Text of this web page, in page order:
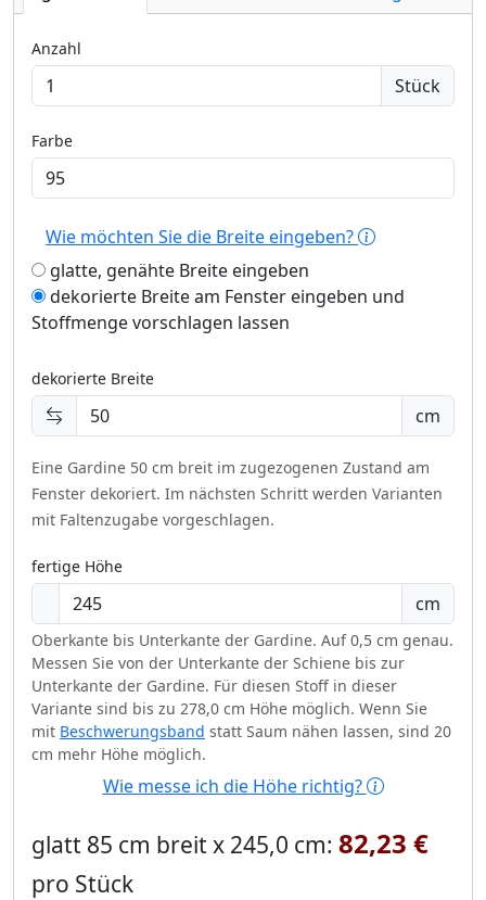
Anzahl
Stück
Farbe
Wie möchten Sie die Breite eingeben?
glatte, genähte Breite eingeben
dekorierte Breite am Fenster eingeben und
Stoffmenge vorschlagen lassen
dekorierte Breite
cm
Eine Gardine 50 cm breit im zugezogenen Zustand am
Fenster dekoriert. Im nächsten Schritt werden Varianten
mit Faltenzugabe vorgeschlagen.
fertige Höhe
cm
Oberkante bis Unterkante der Gardine. Auf 0,5 cm genau.
Messen Sie von der Unterkante der Schiene bis zur
Unterkante der Gardine. Für diesen Stoff in dieser
Variante sind bis zu 278,0 cm Höhe möglich. Wenn Sie
mit Beschwerungsband statt Saum nähen lassen, sind 20
cm mehr Höhe möglich.
Wie messe ich die Höhe richtig?
glatt 85 cm breit x 245,0 cm: 82,23 €
pro Stück